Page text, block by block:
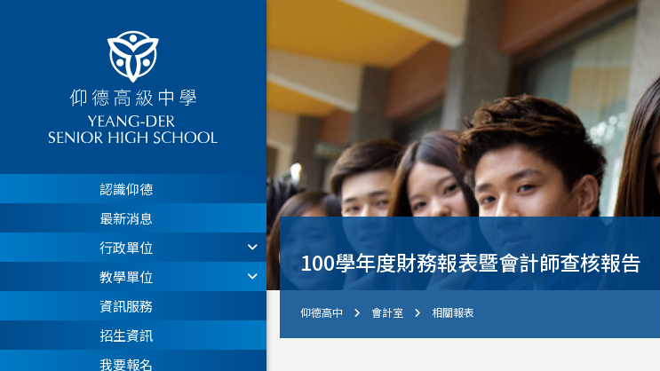
認識仰德
最新消息
行政單位
教學單位
資訊服務
招生資訊
我要報名
100學年度財務報表暨會計師查核報告
仰德高中 會計室 相關報表